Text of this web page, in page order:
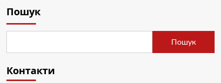
Пошук
Пошук
Контакти